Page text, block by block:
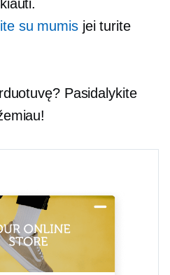
su mumisjei turite
Pasidalykite